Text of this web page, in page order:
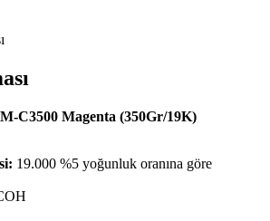
C3500 Magenta (350Gr/19K)
19.000 %5 yoğunluk oranına göre